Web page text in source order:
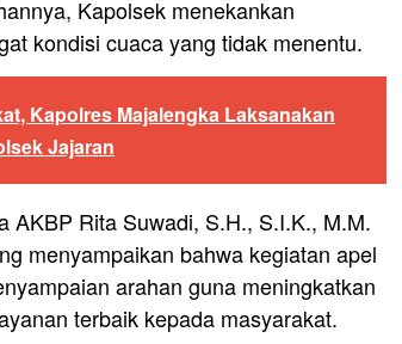
Kapolsek menekankan
kondisi cuaca yang tidak menentu.
Kapolres Majalengka Laksanakan
Jajaran
AKBP Rita Suwadi, S.H., S.I.K., M.M.
menyampaikan bahwa kegiatan apel
arahan guna meningkatkan
terbaik kepada masyarakat.